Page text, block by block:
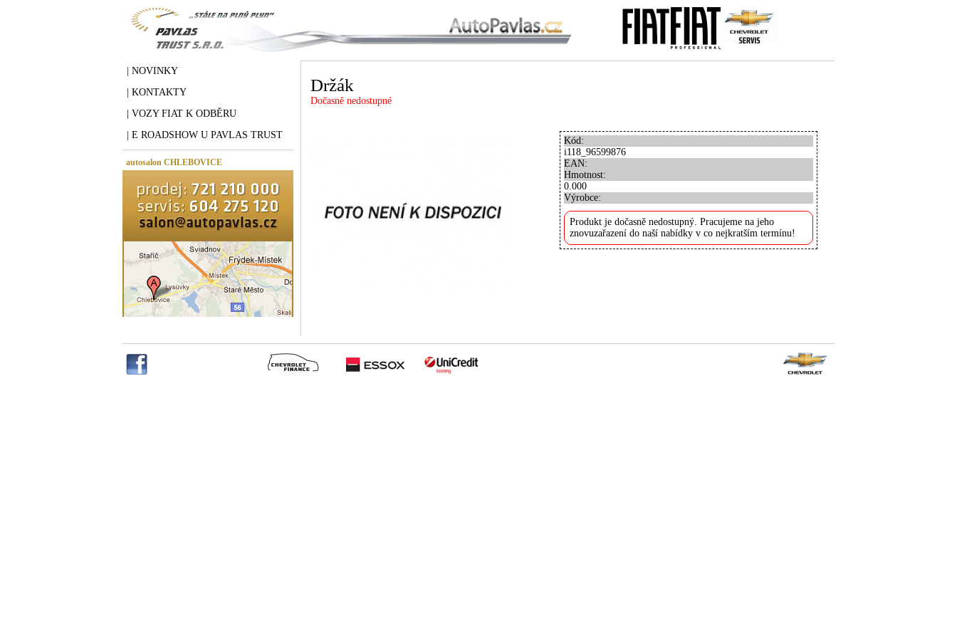
| NOVINKY
| KONTAKTY
| VOZY FIAT K ODBĚRU
| E ROADSHOW U PAVLAS TRUST
autosalon CHLEBOVICE
Držák
Dočasně nedostupné
Kód:
i118_96599876
EAN:
Hmotnost:
0.000
Výrobce:
Produkt je dočasně nedostupný. Pracujeme na jeho
znovuzařazení do naší nabídky v co nejkratším termínu!